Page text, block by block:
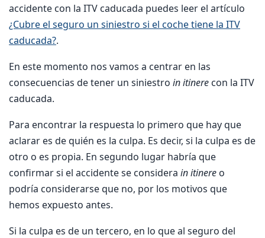
accidente con la ITV caducada puedes leer el artículo
¿Cubre el seguro un siniestro si el coche tiene la ITV
caducada?.
En este momento nos vamos a centrar en las
consecuencias de tener un siniestro in itinere con la ITV
caducada.
Para encontrar la respuesta lo primero que hay que
aclarar es de quién es la culpa. Es decir, si la culpa es de
otro o es propia. En segundo lugar habría que
confirmar si el accidente se considera in itinere o
podría considerarse que no, por los motivos que
hemos expuesto antes.
Si la culpa es de un tercero, en lo que al seguro del